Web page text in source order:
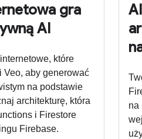
gra
AI
które
Veo, aby generować
na podstawie
architekturę, która
i Firestore
Firebase.
na